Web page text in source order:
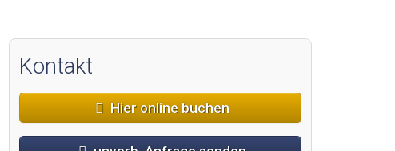
Kontakt
Hier online buchen